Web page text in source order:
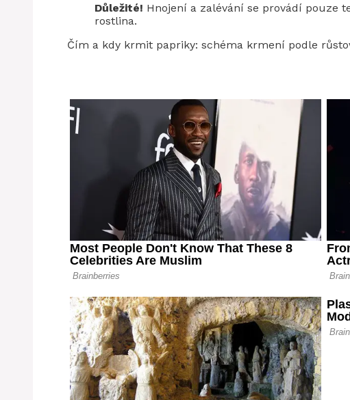
Důležité! Hnojení a zalévání se provádí pouze
rostlina.
Čím a kdy krmit papriky: schéma krmení podle